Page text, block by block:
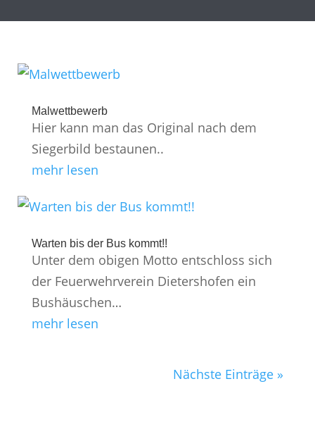
Malwettbewerb
Hier kann man das Original nach dem
Siegerbild bestaunen..
mehr lesen
Warten bis der Bus kommt!!
Unter dem obigen Motto entschloss sich
der Feuerwehrverein Dietershofen ein
Bushäuschen…
mehr lesen
Nächste Einträge »